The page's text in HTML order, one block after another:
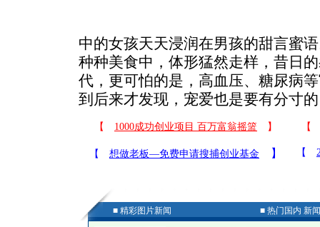
中的女孩天天浸润在男孩的甜言蜜
种种美食中，体形猛然走样，昔日
代，更可怕的是，高血压、糖尿病
到后来才发现，宠爱也是要有分寸
■ 精彩图片新闻 ■ 热门国内 新